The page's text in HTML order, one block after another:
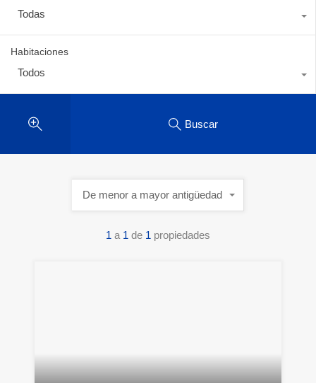
Todas
Habitaciones
Todos
Buscar
1 a 1 de 1 propiedades
De menor a mayor antigüedad